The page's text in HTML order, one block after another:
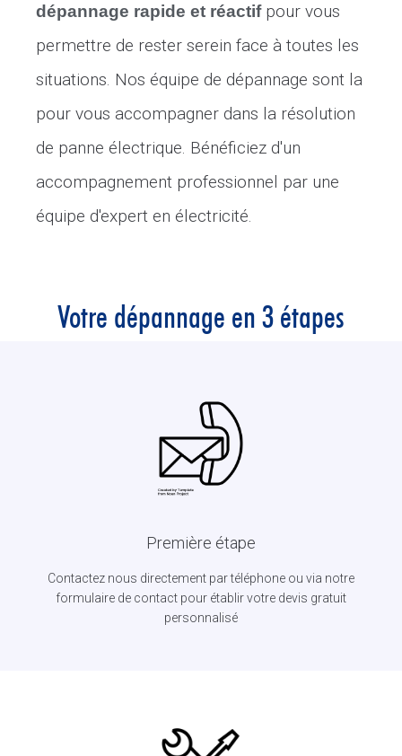
dépannage rapide et réactif pour vous
permettre de rester serein face à toutes les
situations. Nos équipe de dépannage sont la
pour vous accompagner dans la résolution
de panne électrique. Bénéficiez d'un
accompagnement professionnel par une
équipe d'expert en électricité.
Votre dépannage en 3 étapes
Première étape
Contactez nous directement par téléphone ou via notre
formulaire de contact pour établir votre devis gratuit
personnalisé